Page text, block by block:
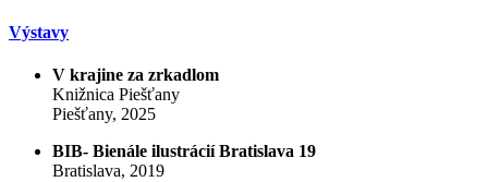
Výstavy
V krajine za zrkadlom
Knižnica Piešťany
Piešťany, 2025
BIB- Bienále ilustrácií Bratislava 19
Bratislava, 2019